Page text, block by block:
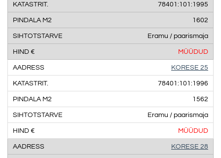
78401:101:1995
1602
Eramu / paarismaja
MÜÜDUD
KORESE 25
78401:101:1996
1562
Eramu / paarismaja
MÜÜDUD
KORESE 28